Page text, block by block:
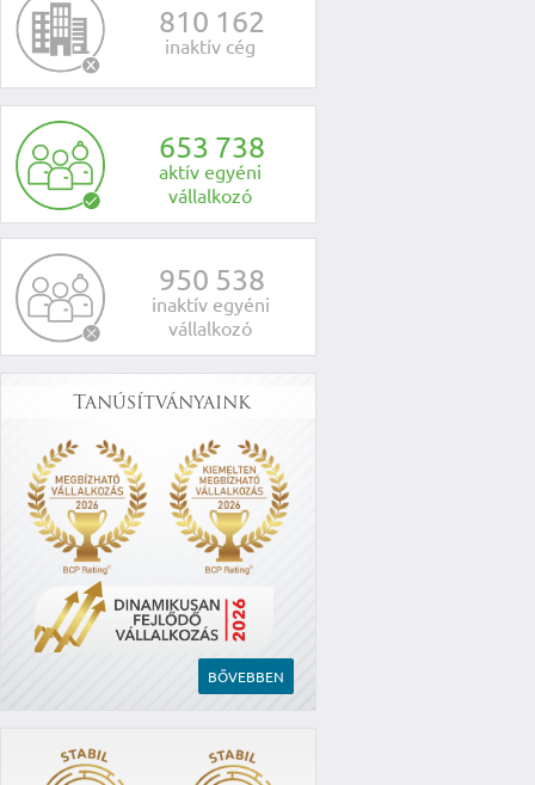
810 162
inaktív cég
653 738
aktív egyéni
vállalkozó
950 538
inaktív egyéni
vállalkozó
Tanúsítványaink
BŐVEBBEN